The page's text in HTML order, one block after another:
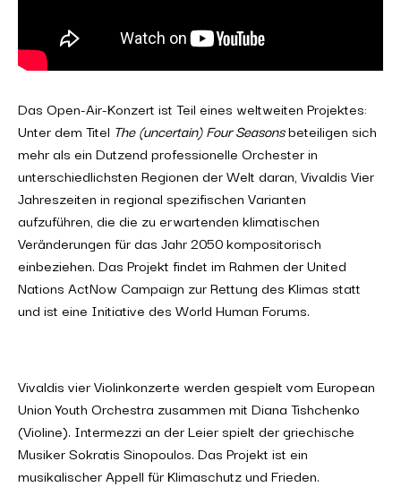
Das Open-Air-Konzert ist Teil eines weltweiten Projektes:
Unter dem Titel The (uncertain) Four Seasonsbeteiligen sich
mehr als ein Dutzend professionelle Orchester in
unterschiedlichsten Regionen der Welt daran, Vivaldis Vier
Jahreszeiten in regional spezifischen Varianten
aufzuführen, die die zu erwartenden klimatischen
Veränderungen für das Jahr 2050 kompositorisch
einbeziehen. Das Projekt findet im Rahmen der United
Nations ActNow Campaign zur Rettung des Klimas statt
und ist eine Initiative des World Human Forums.
Vivaldis vier Violinkonzerte werden gespielt vom European
Union Youth Orchestra zusammen mit Diana Tishchenko
(Violine). Intermezzi an der Leier spielt der griechische
Musiker Sokratis Sinopoulos. Das Projekt ist ein
musikalischer Appell für Klimaschutz und Frieden.